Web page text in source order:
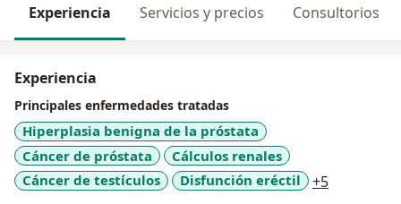
Experiencia Servicios y precios Consultorios
Experiencia
Principales enfermedades tratadas
Hiperplasia benigna de la próstata
Cáncer de próstata
Cálculos renales
Cáncer de testículos
Disfunción eréctil +5